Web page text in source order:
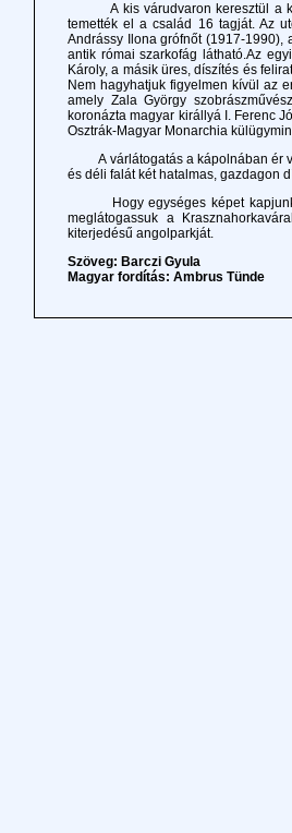
A kis várudvaron keresztül a
temették el a család 16 tagját. Az
Andrássy Ilona grófnőt (1917-1990),
antik római szarkofág látható.Az
Károly, a másik üres, díszítés és
Nem hagyhatjuk figyelmen kívül az
amely Zala György
koronázta magyar királlyá I. Ferenc
Osztrák-Magyar Monarchia
A várlátogatás a kápolnában ér
és déli falát két hatalmas, gazdagon
Hogy egységes képet kapjunk
meglátogassuk a
kiterjedésű angolparkját.
Szöveg: Barczi Gyula
Magyar fordítás: Ambrus Tünde